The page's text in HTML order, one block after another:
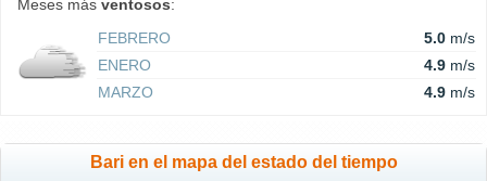
Meses más ventosos:
FEBRERO
5.0 m/s
ENERO
4.9 m/s
MARZO
4.9 m/s
Bari en el mapa del estado del tiempo